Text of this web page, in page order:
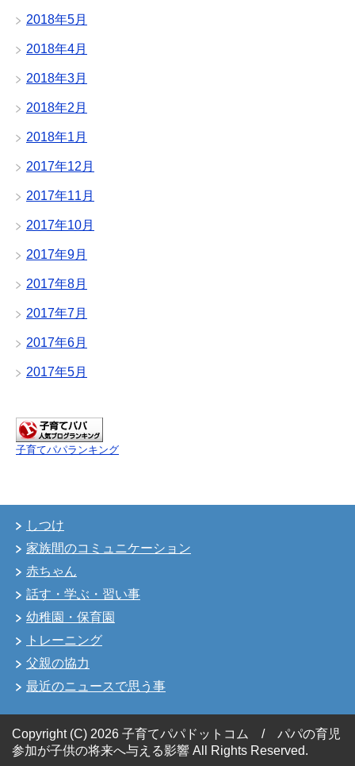
2018年5月
2018年4月
2018年3月
2018年2月
2018年1月
2017年12月
2017年11月
2017年10月
2017年9月
2017年8月
2017年7月
2017年6月
2017年5月
子育てパパランキング
しつけ
家族間のコミュニケーション
赤ちゃん
話す・学ぶ・習い事
幼稚園・保育園
トレーニング
父親の協力
最近のニュースで思う事
Copyright (C) 2026 子育てパパドットコム / パパの育児
参加が子供の将来へ与える影響 All Rights Reserved.